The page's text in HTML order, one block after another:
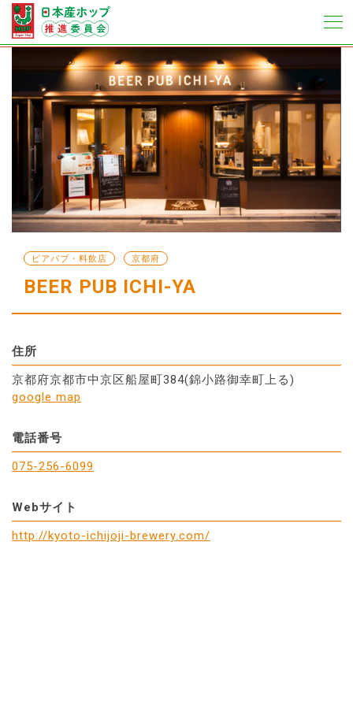
ビアパブ・料飲店 京都府
BEER PUB ICHI-YA
住所
京都府京都市中京区船屋町384(錦小路御幸町上る)
google map
電話番号
075-256-6099
Webサイト
http://kyoto-ichijoji-brewery.com/